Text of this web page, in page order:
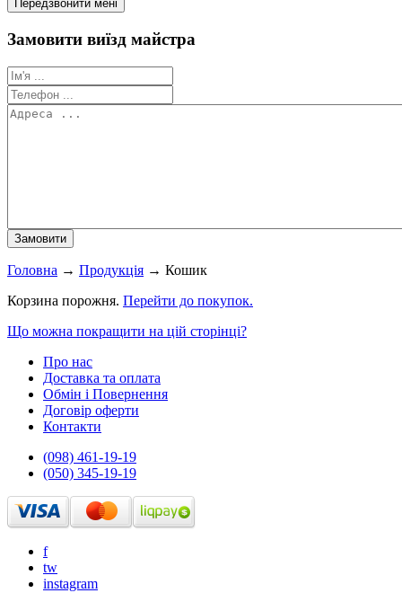
Замовити виїзд майстра
Головна → Продукція → Кошик
Корзина порожня. Перейти до покупок.
Що можна покращити на цій сторінці?
Про нас
Доставка та оплата
Обмін і Повернення
Договір оферти
Контакти
(098) 461-19-19
(050) 345-19-19
f
tw
instagram